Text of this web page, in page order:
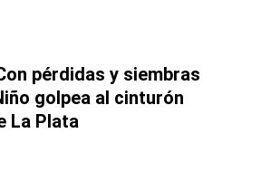
pérdidas y siembras
golpea al cinturón
La Plata